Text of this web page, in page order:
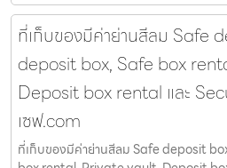
ที่เก็บของมีค่าย่านสีลม Safe
deposit box, Safe box
Deposit box rental และ
เซฟ.com
ที่เก็บของมีค่าย่านสีลม Safe deposit